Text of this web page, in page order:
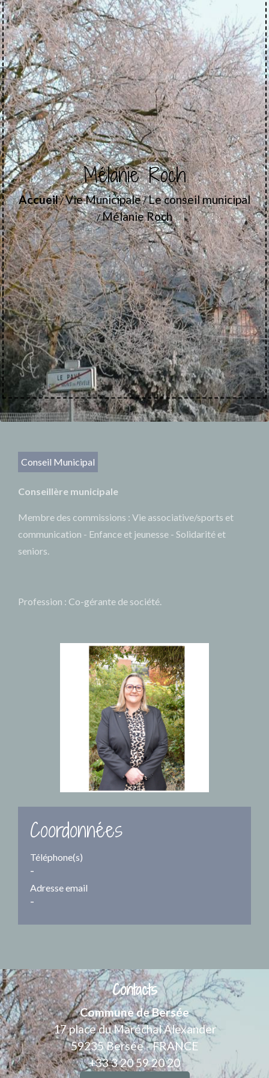
Mélanie Roch
Accueil/Vie Municipale/Le conseil municipal
/Mélanie Roch
Conseil Municipal
Conseillère municipale
Membre des commissions : Vie associative/sports et
communication - Enfance et jeunesse - Solidarité et
seniors.
Profession : Co-gérante de société.
Coordonnées
Téléphone(s)
-
Adresse email
-
Contacts
Commune de Bersée
17 place du Maréchal Alexander
59235 Bersée - FRANCE
+33 3 20 59 20 20